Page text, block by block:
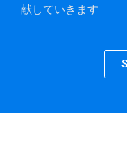
献していきます